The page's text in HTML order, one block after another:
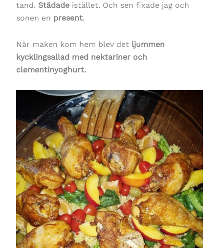
tand. Städadeistället. Och sen fixade jag och
sonen en present.
När maken kom hem blev det ljummen
kycklingsallad med nektariner och
clementinyoghurt.